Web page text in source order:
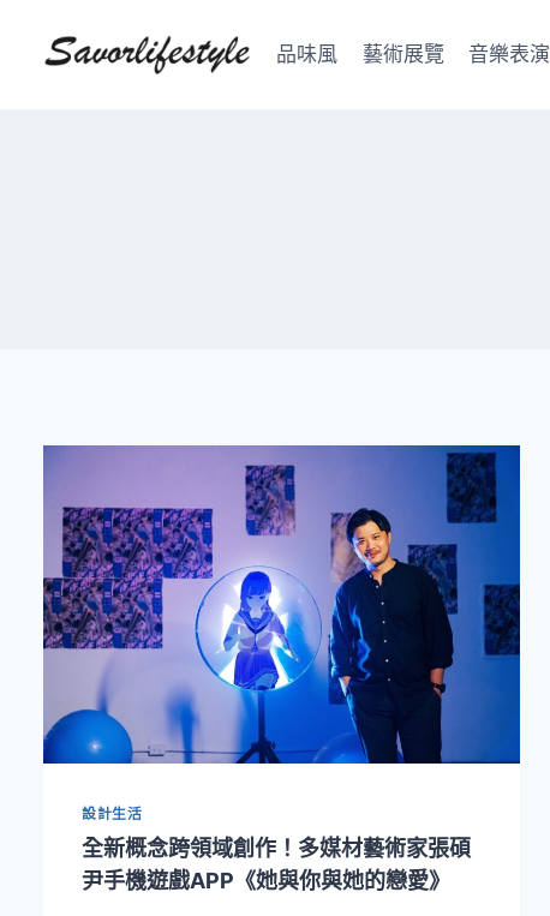
品味風 藝術展覽 音樂表演
設計生活
全新概念跨領域創作！多媒材藝術家張碩
尹手機遊戲APP《她與你與她的戀愛》